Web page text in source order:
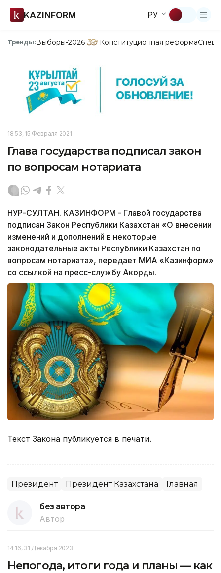
KAZINFORM РУ
Тренды:Выборы-2026 Конституционная реформа
18:53, 15 Февраля 2021
Глава государства подписал закон
по вопросам нотариата
НУР-СУЛТАН. КАЗИНФОРМ - Главой государства
подписан Закон Республики Казахстан «О внесении
изменений и дополнений в некоторые
законодательные акты Республики Казахстан по
вопросам нотариата», передает МИА «Казинформ»
со ссылкой на пресс-службу Акорды.
Текст Закона публикуется в печати.
Президент Президент Казахстана Главная
без автора
Автор
14:16, 31 Декабря 2023
Непогода, итоги года и планы — как